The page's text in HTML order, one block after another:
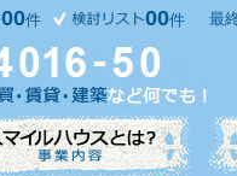
00件 00件 最